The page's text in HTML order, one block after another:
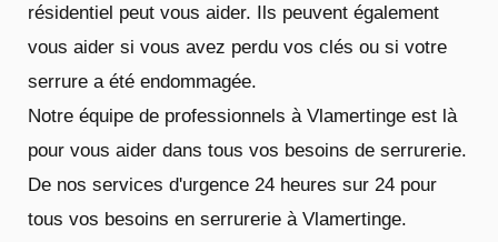
résidentiel peut vous aider. Ils peuvent également
vous aider si vous avez perdu vos clés ou si votre
serrure a été endommagée.
Notre équipe de professionnels à Vlamertinge est là
pour vous aider dans tous vos besoins de serrurerie.
De nos services d'urgence 24 heures sur 24 pour
tous vos besoins en serrurerie à Vlamertinge.